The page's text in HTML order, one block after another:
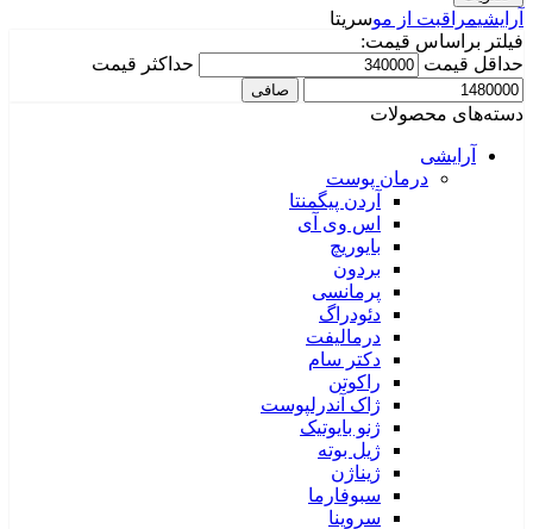
آرایشیمراقبت از موسریتا
فیلتر براساس قیمت:
حداقل قیمت
حداكثر قيمت
صافی
دسته‌های محصولات
آرایشی
درمان پوست
آردن پیگمنتا
اس وی آی
بایوریچ
بردون
پرمانسی
دئودراگ
درمالیفت
دکتر سام
راکوتن
ژاک آندرلپوست
ژنو بایوتیک
ژیل بوته
ژیناژن
سبوفارما
سروینا